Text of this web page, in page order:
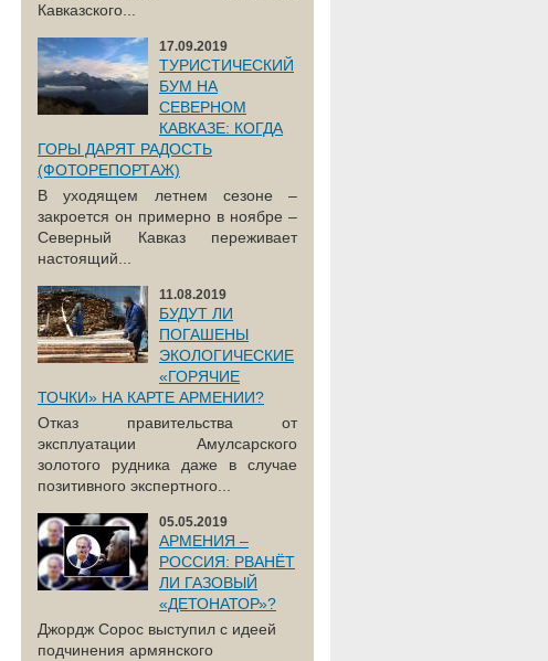
Кавказского...
17.09.2019
ТУРИСТИЧЕСКИЙ
БУМ НА
СЕВЕРНОМ
КАВКАЗЕ: КОГДА
ГОРЫ ДАРЯТ РАДОСТЬ
(ФОТОРЕПОРТАЖ)
В уходящем летнем сезоне –
закроется он примерно в ноябре –
Северный Кавказ переживает
настоящий...
11.08.2019
БУДУТ ЛИ
ПОГАШЕНЫ
ЭКОЛОГИЧЕСКИЕ
«ГОРЯЧИЕ
ТОЧКИ» НА КАРТЕ АРМЕНИИ?
Отказ правительства от
эксплуатации Амулсарского
золотого рудника даже в случае
позитивного экспертного...
05.05.2019
АРМЕНИЯ –
РОССИЯ: РВАНЁТ
ЛИ ГАЗОВЫЙ
«ДЕТОНАТОР»?
Джордж Сорос выступил с идеей
подчинения армянского